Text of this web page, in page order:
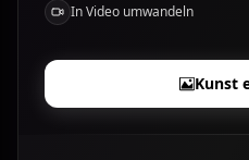
In Video umwandeln
Kunst